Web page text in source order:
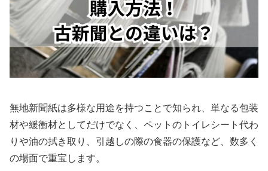
無地新聞紙は多様な用途を持つことで知られ、単なる包装
材や緩衝材としてだけでなく、ペットのトイレシート代わ
りや油の拭き取り、引越しの際の食器の保護など、数多く
の場面で重宝します。